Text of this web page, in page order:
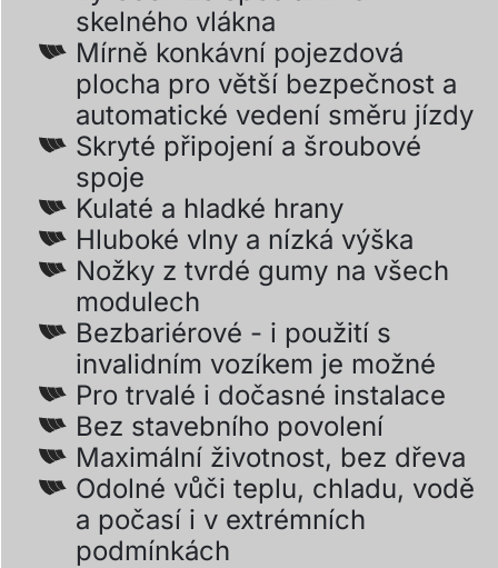
skelného vlákna
Mírně konkávní pojezdová
plocha pro větší bezpečnost a
automatické vedení směru jízdy
Skryté připojení a šroubové
spoje
Kulaté a hladké hrany
Hluboké vlny a nízká výška
Nožky z tvrdé gumy na všech
modulech
Bezbariérové - i použití s
invalidním vozíkem je možné
Pro trvalé i dočasné instalace
Bez stavebního povolení
Maximální životnost, bez dřeva
Odolné vůči teplu, chladu, vodě
a počasí i v extrémních
podmínkách